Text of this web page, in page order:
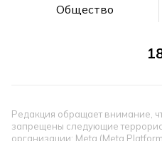
Общество
Редакция обращает внимание,
запрещены следующие
организации: Meta (Meta